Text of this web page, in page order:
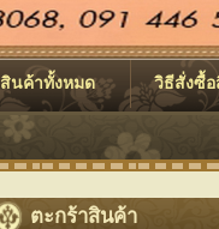
สินค้าทั้งหมด วิธีสั่งซื้
ตะกร้าสินค้า